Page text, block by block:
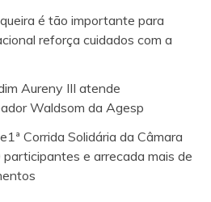
é tão importante para
reforça cuidados com a
Aureny III atende
Waldsom da Agesp
Corrida Solidária da Câmara
e arrecada mais de